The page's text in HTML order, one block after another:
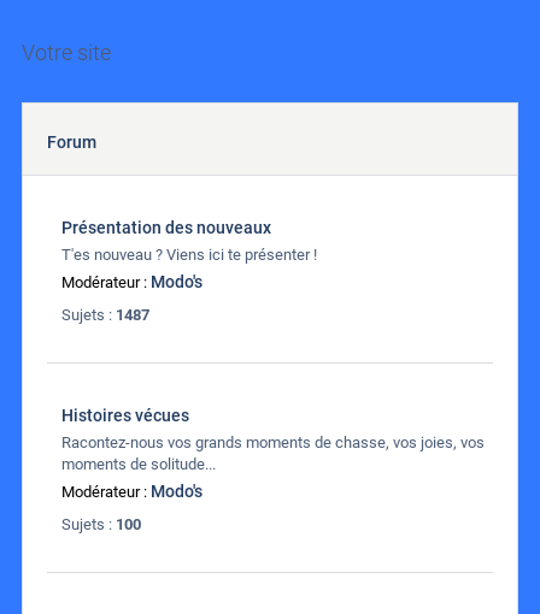
Votre site
Forum
Présentation des nouveaux
T'es nouveau ? Viens ici te présenter !
Modérateur : Modo's
Sujets : 1487
Histoires vécues
Racontez-nous vos grands moments de chasse, vos joies, vos
moments de solitude...
Modérateur : Modo's
Sujets : 100